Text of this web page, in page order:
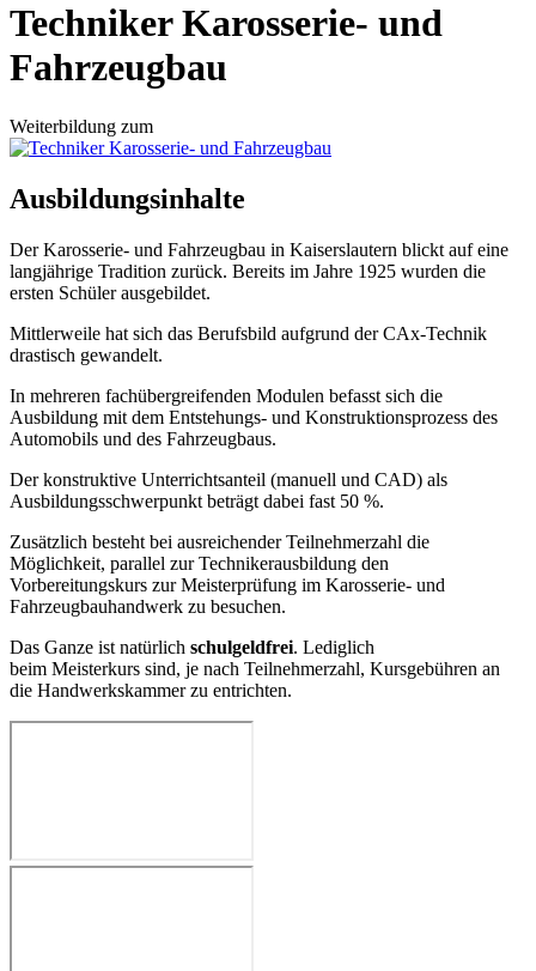
Techniker Karosserie- und
Fahrzeugbau
Weiterbildung zum
Ausbildungsinhalte
Der Karosserie- und Fahrzeugbau in Kaiserslautern blickt auf eine
langjährige Tradition zurück. Bereits im Jahre 1925 wurden die
ersten Schüler ausgebildet.
Mittlerweile hat sich das Berufsbild aufgrund der CAx-Technik
drastisch gewandelt.
In mehreren fachübergreifenden Modulen befasst sich die
Ausbildung mit dem Entstehungs- und Konstruktionsprozess des
Automobils und des Fahrzeugbaus.
Der konstruktive Unterrichtsanteil (manuell und CAD) als
Ausbildungsschwerpunkt beträgt dabei fast 50 %.
Zusätzlich besteht bei ausreichender Teilnehmerzahl die
Möglichkeit, parallel zur Technikerausbildung den
Vorbereitungskurs zur Meisterprüfung im Karosserie- und
Fahrzeugbauhandwerk zu besuchen.
Das Ganze ist natürlich schulgeldfrei. Lediglich
beim Meisterkurs sind, je nach Teilnehmerzahl, Kursgebühren an
die Handwerkskammer zu entrichten.